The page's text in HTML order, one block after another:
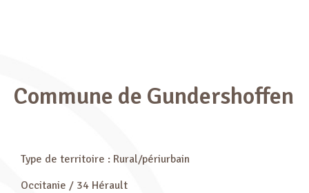
Commune de Gundershoffen
Type de territoire : Rural/périurbain
Occitanie / 34 Hérault